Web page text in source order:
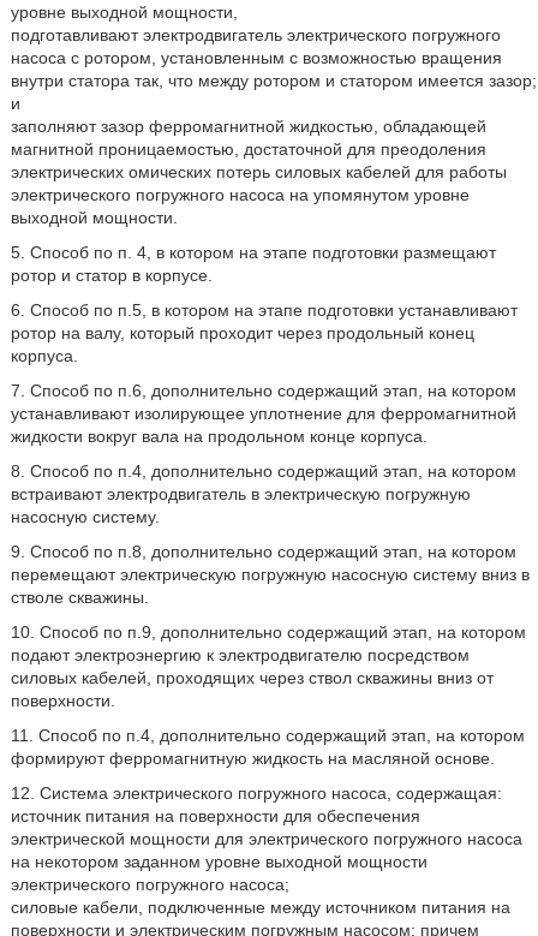
уровне выходной мощности,
подготавливают электродвигатель электрического погружного
насоса с ротором, установленным с возможностью вращения
внутри статора так, что между ротором и статором имеется зазор;
и
заполняют зазор ферромагнитной жидкостью, обладающей
магнитной проницаемостью, достаточной для преодоления
электрических омических потерь силовых кабелей для работы
электрического погружного насоса на упомянутом уровне
выходной мощности.
5. Способ по п. 4, в котором на этапе подготовки размещают
ротор и статор в корпусе.
6. Способ по п.5, в котором на этапе подготовки устанавливают
ротор на валу, который проходит через продольный конец
корпуса.
7. Способ по п.6, дополнительно содержащий этап, на котором
устанавливают изолирующее уплотнение для ферромагнитной
жидкости вокруг вала на продольном конце корпуса.
8. Способ по п.4, дополнительно содержащий этап, на котором
встраивают электродвигатель в электрическую погружную
насосную систему.
9. Способ по п.8, дополнительно содержащий этап, на котором
перемещают электрическую погружную насосную систему вниз в
стволе скважины.
10. Способ по п.9, дополнительно содержащий этап, на котором
подают электроэнергию к электродвигателю посредством
силовых кабелей, проходящих через ствол скважины вниз от
поверхности.
11. Способ по п.4, дополнительно содержащий этап, на котором
формируют ферромагнитную жидкость на масляной основе.
12. Система электрического погружного насоса, содержащая:
источник питания на поверхности для обеспечения
электрической мощности для электрического погружного насоса
на некотором заданном уровне выходной мощности
электрического погружного насоса;
силовые кабели, подключенные между источником питания на
поверхности и электрическим погружным насосом; причем